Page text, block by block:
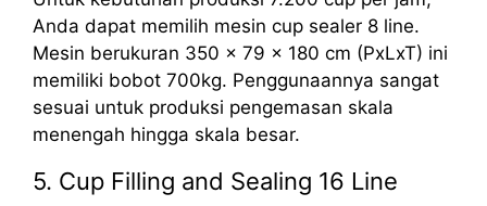
Anda dapat memilih mesin cup sealer 8 line.
Mesin berukuran 350 x 79 x 180 cm (PxLxT) ini
memiliki bobot 700kg. Penggunaannya sangat
sesuai untuk produksi pengemasan skala
menengah hingga skala besar.
5. Cup Filling and Sealing 16 Line